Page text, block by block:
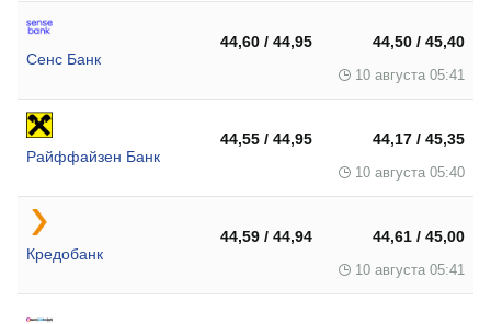
Сенс Банк
44,60 / 44,95 44,50 / 45,40
10 августа 05:41
Райффайзен Банк
44,55 / 44,95 44,17 / 45,35
10 августа 05:40
Кредобанк
44,59 / 44,94 44,61 / 45,00
10 августа 05:41